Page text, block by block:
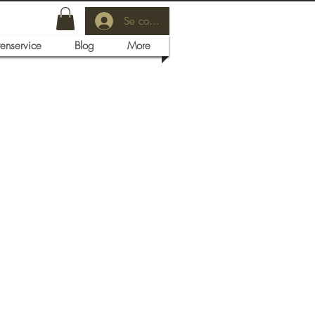
Se connecter
Blog More